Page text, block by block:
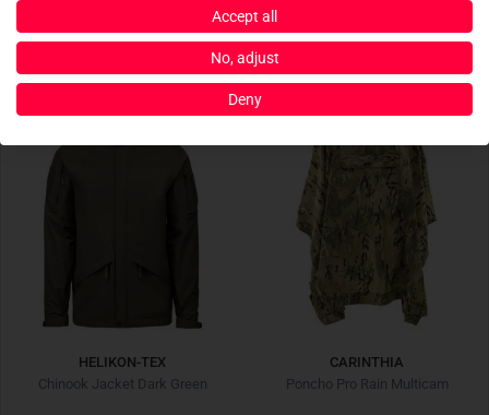
HELIKON-TEX
Chinook Jacket Dark Green
CARINTHIA
Poncho Pro Rain Multicam
Accept all
No, adjust
Deny